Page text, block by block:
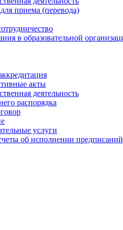
приема (перевода)
в образовательной
акты
деятельность
распорядка
услуги
об исполнении предписаний